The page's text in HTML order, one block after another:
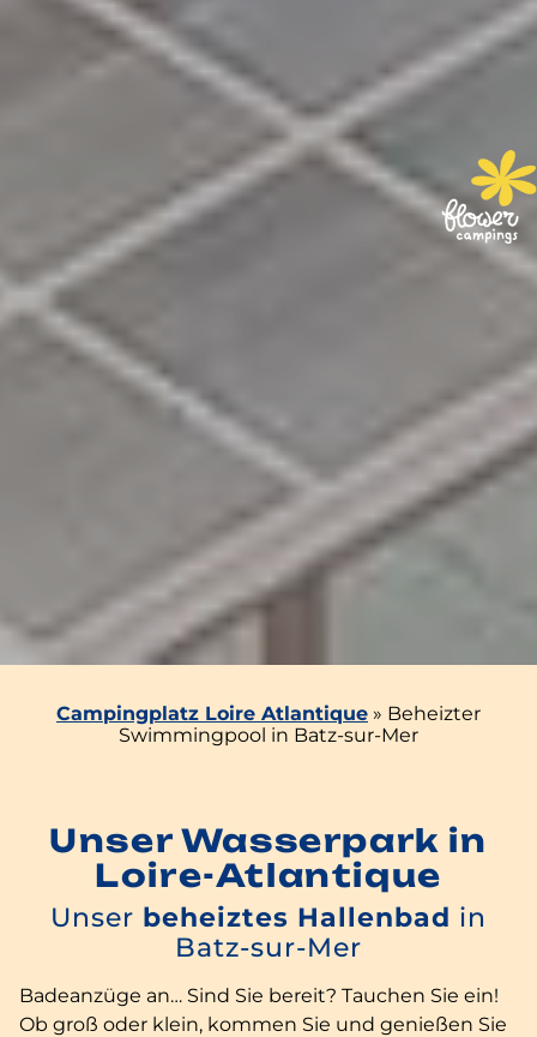
Campingplatz Loire Atlantique » Beheizter
Swimmingpool in Batz-sur-Mer
Unser Wasserpark in
Loire-Atlantique
Unser beheiztes Hallenbad in
Batz-sur-Mer
Badeanzüge an… Sind Sie bereit? Tauchen Sie ein!
Ob groß oder klein, kommen Sie und genießen Sie